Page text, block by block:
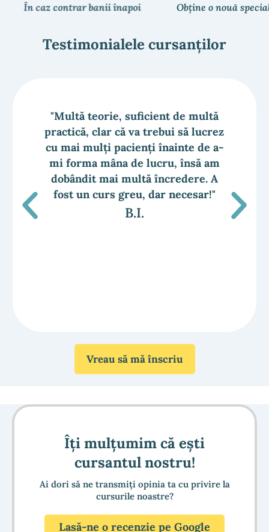
În caz contrar banii înapoi Obține o nouă
Testimonialele cursanților
"Multă teorie, suficient de multă
practică, clar că va trebui să lucrez
cu mai mulți pacienți înainte de a-
mi forma mâna de lucru, însă am
dobândit mai multă încredere. A
fost un curs greu, dar necesar!"
B.I.
Vreau să mă înscriu
Îți mulțumim că ești
cursantul nostru!
Ai dori să ne transmiți opinia ta cu privire la
cursurile noastre?
Lasă-ne o recenzie pe Google